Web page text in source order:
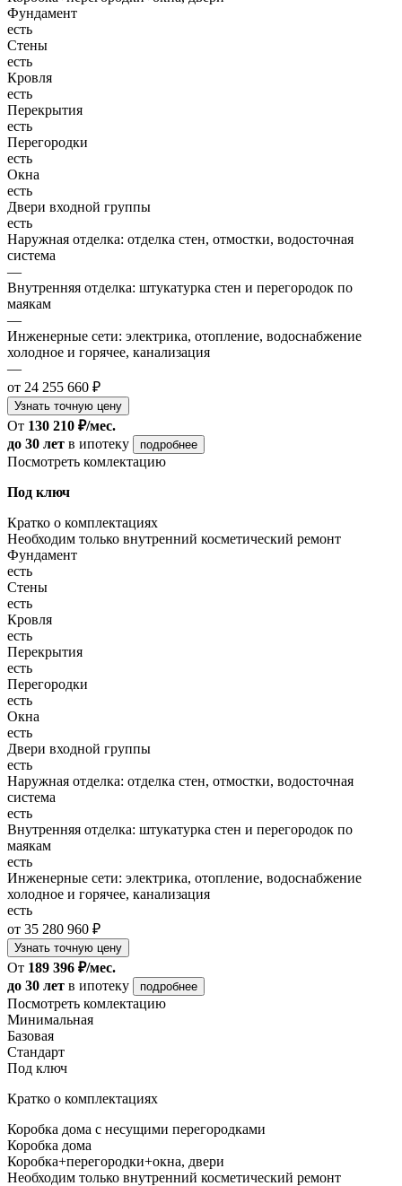
Фундамент
есть
Стены
есть
Кровля
есть
Перекрытия
есть
Перегородки
есть
Окна
есть
Двери входной группы
есть
Наружная отделка: отделка стен, отмостки, водосточная
система
—
Внутренняя отделка: штукатурка стен и перегородок по
маякам
—
Инженерные сети: электрика, отопление, водоснабжение
холодное и горячее, канализация
—
от 24 255 660 ₽
Узнать точную цену
От 130 210 ₽/мес.
до 30 лет в ипотеку подробнее
Посмотреть комлектацию
Под ключ
Кратко о комплектациях
Необходим только внутренний косметический ремонт
Фундамент
есть
Стены
есть
Кровля
есть
Перекрытия
есть
Перегородки
есть
Окна
есть
Двери входной группы
есть
Наружная отделка: отделка стен, отмостки, водосточная
система
есть
Внутренняя отделка: штукатурка стен и перегородок по
маякам
есть
Инженерные сети: электрика, отопление, водоснабжение
холодное и горячее, канализация
есть
от 35 280 960 ₽
Узнать точную цену
От 189 396 ₽/мес.
до 30 лет в ипотеку подробнее
Посмотреть комлектацию
Минимальная
Базовая
Стандарт
Под ключ
Кратко о комплектациях
Коробка дома с несущими перегородками
Коробка дома
Коробка+перегородки+окна, двери
Необходим только внутренний косметический ремонт